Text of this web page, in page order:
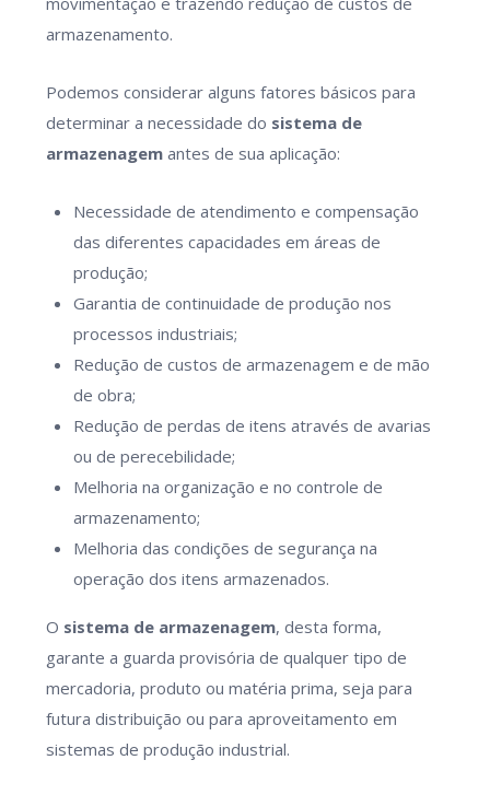
armazenamento.
Podemos considerar alguns fatores básicos para
determinar a necessidade do sistema de
armazenagem antes de sua aplicação:
Necessidade de atendimento e compensação
das diferentes capacidades em áreas de
produção;
Garantia de continuidade de produção nos
processos industriais;
Redução de custos de armazenagem e de mão
de obra;
Redução de perdas de itens através de avarias
ou de perecebilidade;
Melhoria na organização e no controle de
armazenamento;
Melhoria das condições de segurança na
operação dos itens armazenados.
O sistema de armazenagem, desta forma,
garante a guarda provisória de qualquer tipo de
mercadoria, produto ou matéria prima, seja para
futura distribuição ou para aproveitamento em
sistemas de produção industrial.